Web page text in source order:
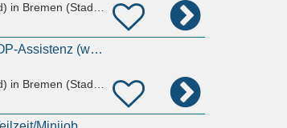
in Bremen (Stadt), Sebaldsbrück
Medizinische Fachangestellte / OP-Assistenz (w/m/d)
in Bremen (Stadt), Oberneuland